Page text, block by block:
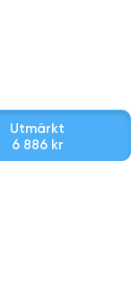
Utmärkt
6 886 kr